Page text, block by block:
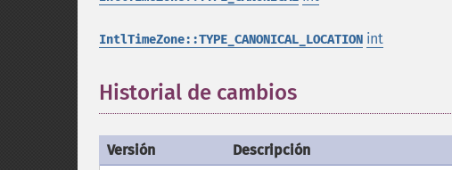
IntlTimeZone::TYPE_CANONICAL_LOCATION int
Historial de cambios
Versión
Descripción